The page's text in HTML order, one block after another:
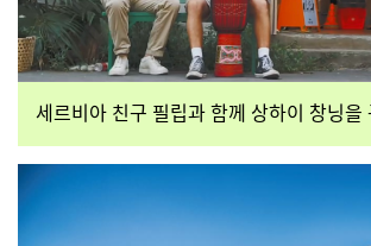
세르비아 친구 필립과 함께 상하이 창닝을